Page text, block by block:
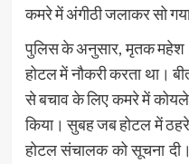
कमरे में अंगीठी जलाकर सो
पुलिस के अनुसार, मृतक महेश
होटल में नौकरी करता था।
से बचाव के लिए कमरे में
किया। सुबह जब होटल में ठहरे
होटल संचालक को सूचना